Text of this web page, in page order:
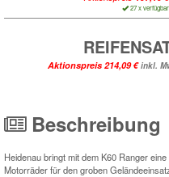
27 x verfügbar
Aktionspreis inkl.
Beschreibung
Heidenau bringt mit dem K60 Ranger
Motorräder für den groben